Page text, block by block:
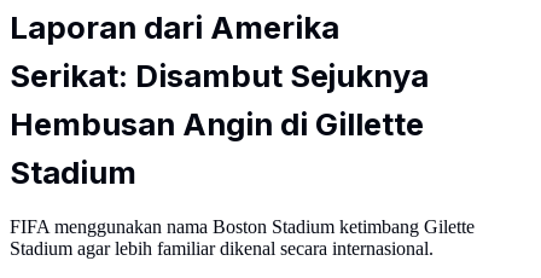
Laporan dari Amerika
Serikat: Disambut Sejuknya
Hembusan Angin di Gillette
Stadium
FIFA menggunakan nama Boston Stadium ketimbang Gilette
Stadium agar lebih familiar dikenal secara internasional.